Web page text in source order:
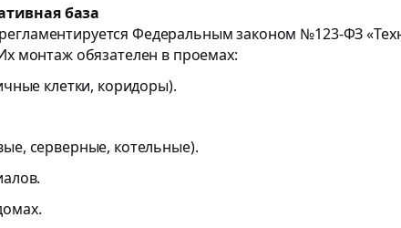
база
Федеральным законом №123-ФЗ
монтаж обязателен в проемах:
клетки, коридоры).
серверные, котельные).